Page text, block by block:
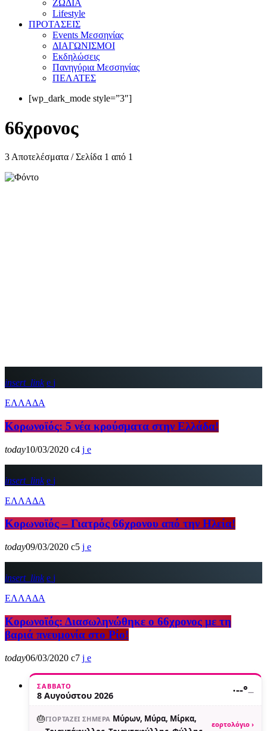
ΖΩΔΙΑ
Lifestyle
ΠΡΟΤΑΣΕΙΣ
Events Μεσσηνίας
ΔΙΑΓΩΝΙΣΜΟΙ
Εκδηλώσεις
Πανηγύρια Μεσσηνίας
ΠΕΛΑΤΕΣ
[wp_dark_mode style=”3″]
66χρονος
3 Αποτελέσματα / Σελίδα 1 από 1
insert_link
ΕΛΛΑΔΑ
Κορωνοϊός: 5 νέα κρούσματα στην Ελλάδα!
today10/03/2020 4
insert_link
ΕΛΛΑΔΑ
Κορωνοϊός – Γιατρός 66χρονου από την Ηλεία!
today09/03/2020 5
insert_link
ΕΛΛΑΔΑ
Κορωνοϊός: Διασωληνώθηκε ο 66χρονος με τη
βαριά πνευμονία στο Ρίο!
today06/03/2020 7
ΣΆΒΒΑΤΟ
8 Αυγούστου 2026 ·--°—
🎂ΓΙΟΡΤΆΖΕΙ ΣΉΜΕΡΑ Μύρων, Μύρα, Μίρκα,
εορτολόγιο ›